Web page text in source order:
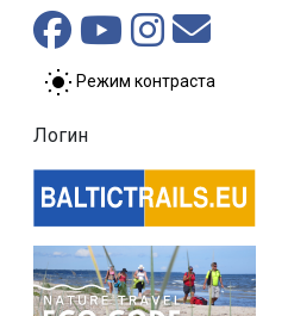
Режим контраста
Логин